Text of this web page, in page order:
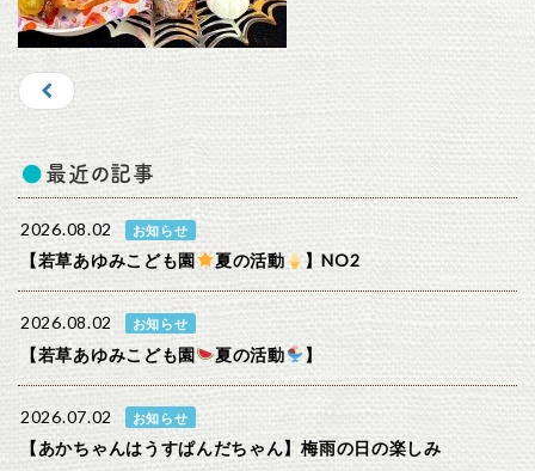
最近の記事
2026.08.02 お知らせ
【若草あゆみこども園 夏の活動 】NO2
2026.08.02 お知らせ
【若草あゆみこども園 夏の活動 】
2026.07.02 お知らせ
【あかちゃんはうすぱんだちゃん】梅雨の日の楽しみ